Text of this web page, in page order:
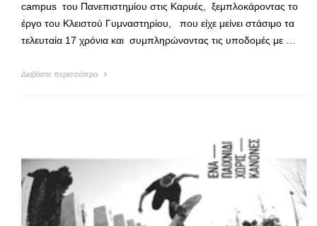
campus του Πανεπιστημίου στις Καρυές, ξεμπλοκάροντας το
έργο του Κλειστού Γυμναστηρίου, που είχε μείνει στάσιμο τα
τελευταία 17 χρόνια και συμπληρώνοντας τις υποδομές με …
Διαβάστε περισσότερα